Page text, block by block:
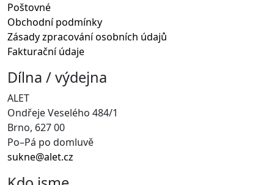
Poštovné
Obchodní podmínky
Zásady zpracování osobních údajů
Fakturační údaje
Dílna / výdejna
ALET
Ondřeje Veselého 484/1
Brno, 627 00
Po–Pá po domluvě
sukne@alet.cz